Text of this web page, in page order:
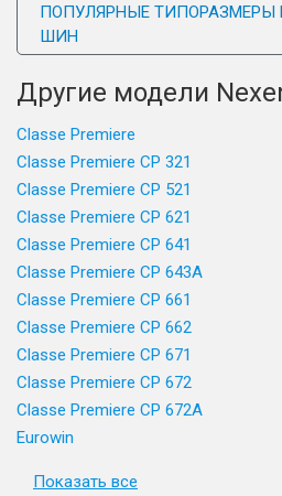
ПОПУЛЯРНЫЕ ТИПОРАЗМЕРЫ
ШИН
Другие модели
Classe Premiere
Classe Premiere CP 321
Classe Premiere CP 521
Classe Premiere CP 621
Classe Premiere CP 641
Classe Premiere CP 643A
Classe Premiere CP 661
Classe Premiere CP 662
Classe Premiere CP 671
Classe Premiere CP 672
Classe Premiere CP 672A
Eurowin
Показать все